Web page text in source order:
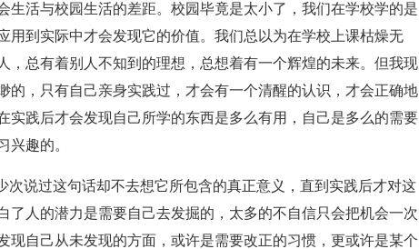
活与校园生活的差距。校园毕竟是太小了，我们在学校学的是
用到实际中才会发现它的价值。我们总以为在学校上课枯燥无
，总有着别人不知到的理想，总想着有一个辉煌的未来。但我现
的，只有自己亲身实践过，才会有一个清醒的认识，才会正确地
实践后才会发现自己所学的东西是多么有用，自己是多么的需要
兴趣的。
说过这句话却不去想它所包含的真正意义，直到实践后才对这
了人的潜力是需要自己去发掘的，太多的不自信只会把机会一次
现自己从未发现的方面，或许是需要改正的习惯，更或许是某个